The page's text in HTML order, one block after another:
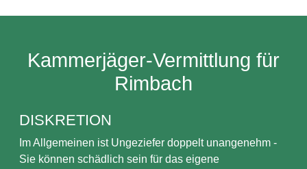
Kammerjäger-Vermittlung für
Rimbach
DISKRETION
Im Allgemeinen ist Ungeziefer doppelt unangenehm -
Sie können schädlich sein für das eigene